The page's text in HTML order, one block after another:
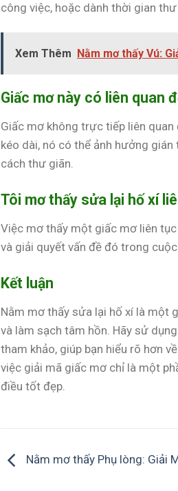
công việc, hoặc dành thời gian
Xem Thêm Nằm mơ thấy Vú:
Giấc mơ này có liên quan
Giấc mơ không trực tiếp liên quan
kéo dài, nó có thể ảnh hưởng
cách thư giãn.
Tôi mơ thấy sửa lại hố xí
Việc mơ thấy một giấc mơ liên
và giải quyết vấn đề đó trong
Kết luận
Nằm mơ thấy sửa lại hố xí là một
và làm sạch tâm hồn. Hãy sử
tham khảo, giúp bạn hiểu rõ hơn
việc giải mã giấc mơ chỉ là một
điều tốt đẹp.
Nằm mơ thấy Phụ lòng: Giải